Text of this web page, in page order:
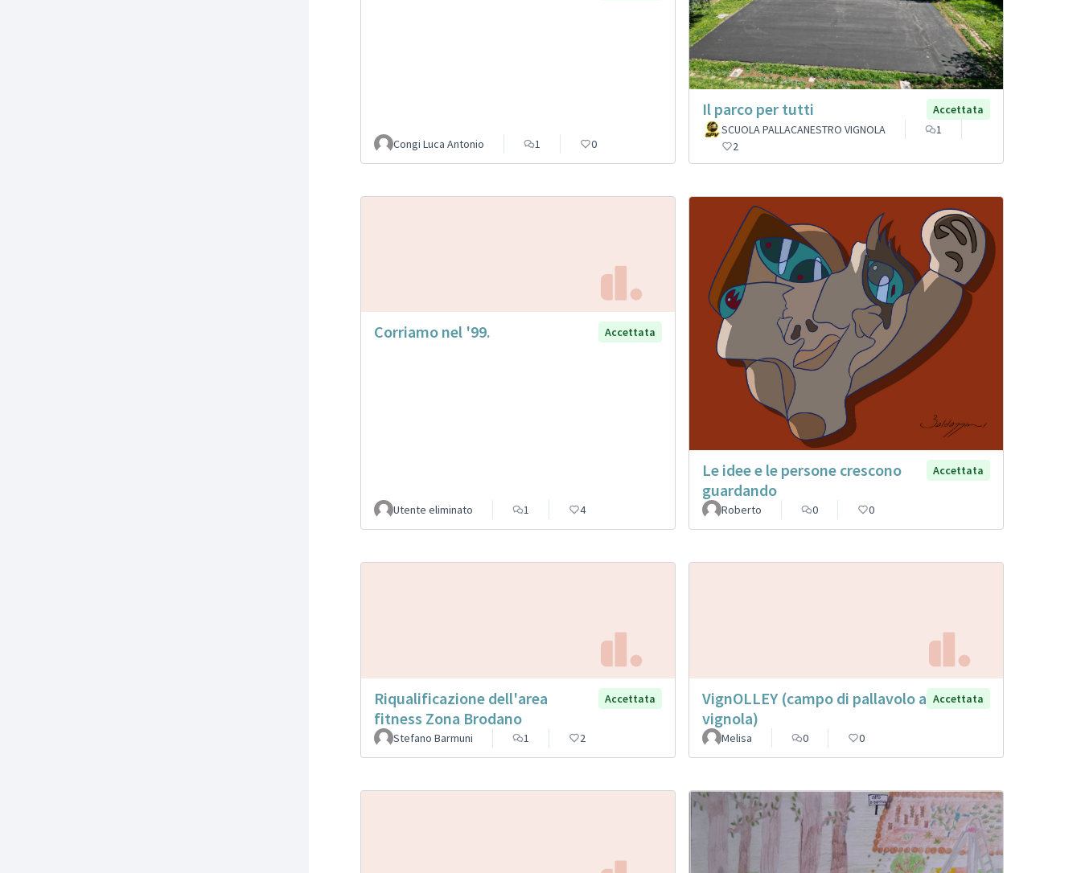
Congi Luca Antonio 1 0
Il parco per tutti
Accettata
SCUOLA PALLACANESTRO VIGNOLA
1
2
Corriamo nel '99. Accettata
Utente eliminato 1 4
Le idee e le persone crescono
guardando
Accettata
Roberto 0 0
Riqualificazione dell'area
fitness Zona Brodano
Accettata
Stefano Barmuni 1 2
VignOLLEY (campo di pallavolo a
vignola)
Accettata
Melisa 0 0